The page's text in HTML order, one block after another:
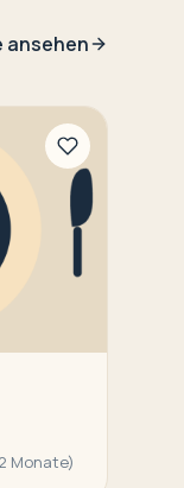
ansehen
Monate)